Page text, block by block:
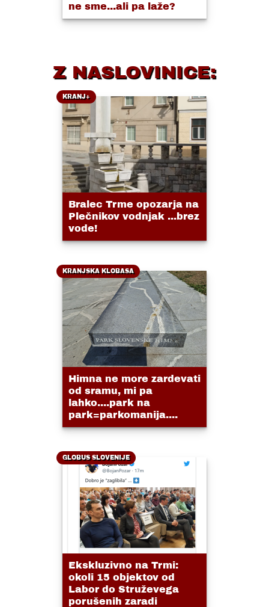
ne sme...ali pa laže?
Z NASLOVINICE:
KRANJ+
Bralec Trme opozarja na
Plečnikov vodnjak ...brez
vode!
KRANJSKA KLOBASA
Himna ne more zardevati
od sramu, mi pa
lahko....park na
park=parkomanija....
GLOBUS SLOVENIJE
Ekskluzivno na Trmi:
okoli 15 objektov od
Labor do Struževega
porušenih zaradi